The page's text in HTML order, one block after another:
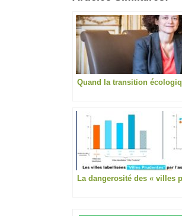
Quand la transition
La dangerosité des « villes